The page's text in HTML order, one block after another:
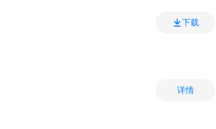
下载
详情